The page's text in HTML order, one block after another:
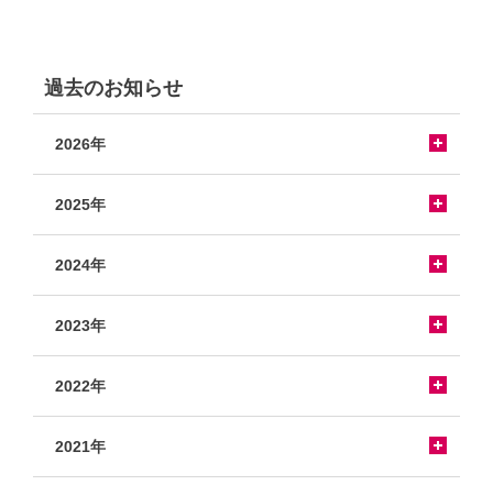
過去のお知らせ
2026年
2025年
2024年
2023年
2022年
2021年